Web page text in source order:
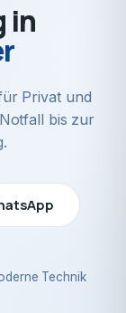
in
Privat und
bis zur
Technik